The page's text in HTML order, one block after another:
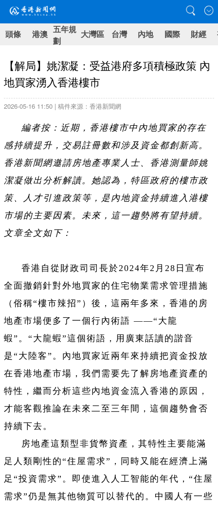
頭條 港澳 五年規
劃
大灣區 台灣 內地 國際 財經
【解局】姚潔凝：受益港府多項積極政策 內
地買家湧入香港樓市
2026-05-16 11:50 | 稿件來源：香港新聞網
編者按：近期，香港樓市中內地買家的存在
感持續提升，交易註冊數和涉及資金都創新高。
香港新聞網邀請房地產專業人士、香港測量師姚
潔凝做出分析解讀。她認為，特區政府的樓市政
策、人才引進政策等，是內地資金持續進入港樓
市場的主要因素。未來，這一趨勢將有望持續。
文章全文如下：
香港自從財政司司長於2024年2月28日宣布
全面撤銷針對外地買家的住宅物業需求管理措施
（俗稱“樓市辣招”）後，這兩年多來，香港的房
地產市場便多了一個行內術語 ——“大龍
蝦”。“大龍蝦”這個術語，用廣東話讀的諧音
是“大陸客”。內地買家近兩年來持續把資金投放
在香港地產市場，我們需要先了解房地產資產的
特性，繼而分析這些內地資金流入香港的原因，
才能客觀推論在未來二至三年間，這個趨勢會否
持續下去。
房地產這類型非貨幣資產，其特性主要能滿
足人類剛性的“住屋需求”，同時又能在經濟上滿
足“投資需求”。即使進入人工智能的年代，“住屋
需求”仍是無其他物質可以替代的。中國人有一些